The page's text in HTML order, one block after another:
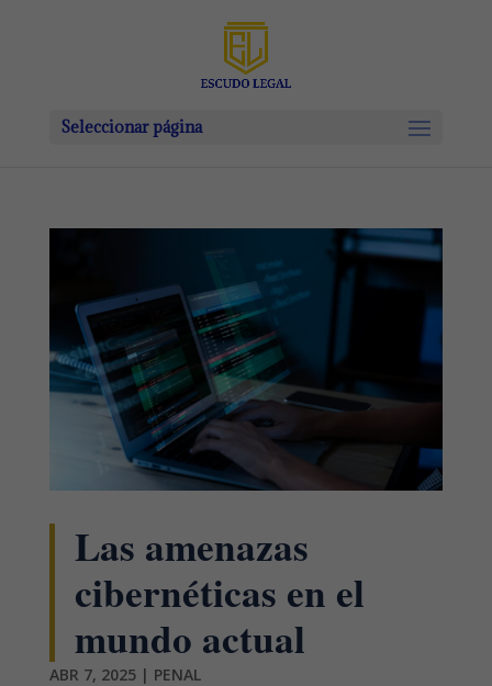
Seleccionar página
Las amenazas
cibernéticas en el
mundo actual
ABR 7, 2025| PENAL